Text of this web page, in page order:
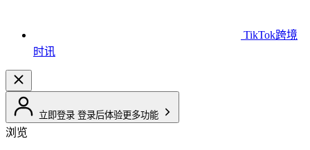
TikTok跨境
时讯
立即登录 登录后体验更多功能
浏览